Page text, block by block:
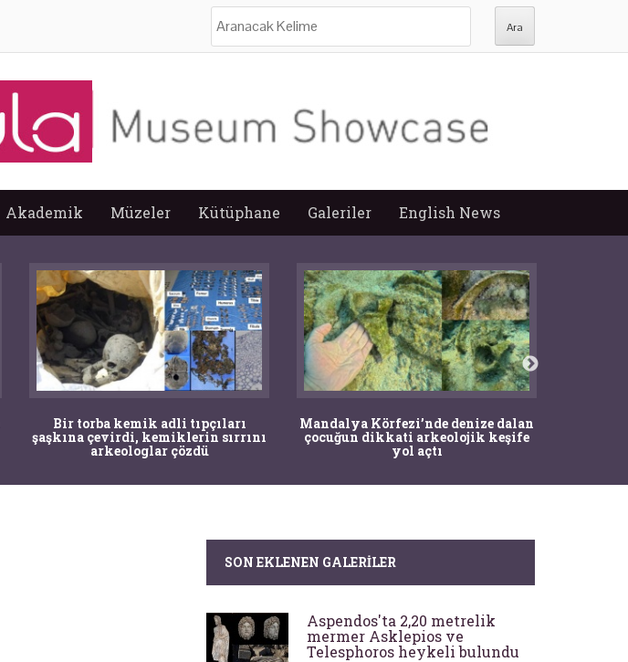
Akademik Müzeler Kütüphane Galeriler English News
Bir torba kemik adli tıpçıları
şaşkına çevirdi, kemiklerin sırrını
arkeologlar çözdü
Mandalya Körfezi’nde denize dalan
çocuğun dikkati arkeolojik keşife
yol açtı
SON EKLENEN GALERILER
Aspendos'ta 2,20 metrelik
mermer Asklepios ve
Telesphoros heykeli bulundu